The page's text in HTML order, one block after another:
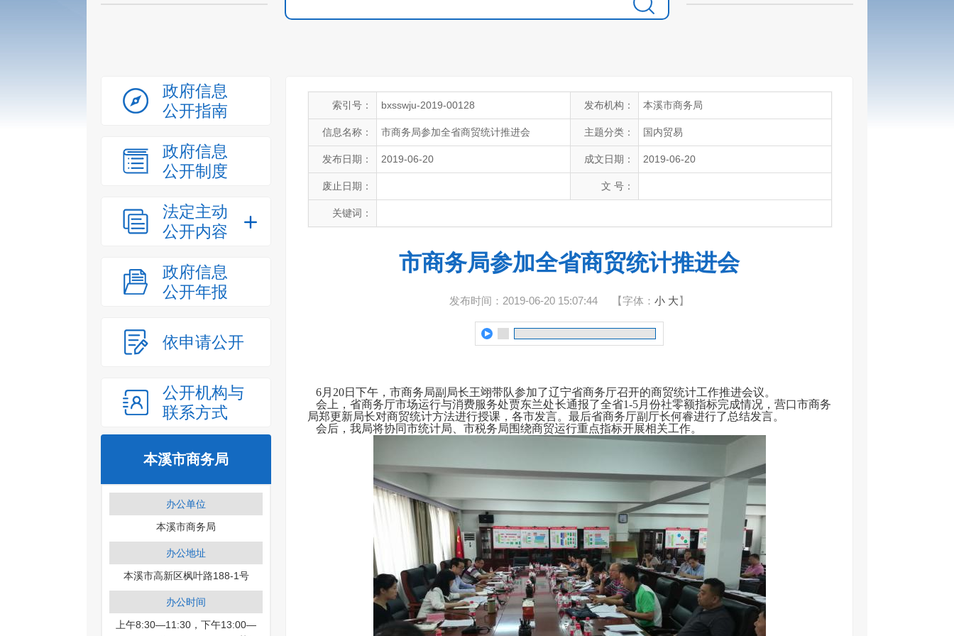
政府信息
公开指南
政府信息
公开制度
法定主动
公开内容
政府信息
公开年报
依申请公开
公开机构与
联系方式
本溪市商务局
办公单位
本溪市商务局
办公地址
本溪市高新区枫叶路188-1号
办公时间
上午8:30—11:30，下午13:00—
索引号： bxsswju-2019-00128 发布机构： 本溪市商务局
信息名称： 市商务局参加全省商贸统计推进会 主题分类： 国内贸易
发布日期： 2019-06-20 成文日期： 2019-06-20
废止日期： 文 号：
关键词：
市商务局参加全省商贸统计推进会
发布时间：2019-06-20 15:07:44 【字体： 小 大】
6月20日下午，市商务局副局长王翊带队参加了辽宁省商务厅召开的商贸统计工作推进会议。
会上，省商务厅市场运行与消费服务处贾东兰处长通报了全省1-5月份社零额指标完成情况，营口市商务
局郑更新局长对商贸统计方法进行授课，各市发言。最后省商务厅副厅长何睿进行了总结发言。
会后，我局将协同市统计局、市税务局围绕商贸运行重点指标开展相关工作。